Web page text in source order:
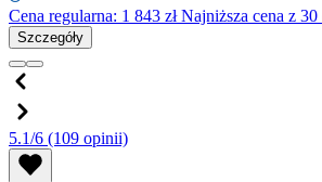
Cena regularna: 1 843 złNajniższa cena z 30
Szczegóły
5.1/6 (109 opinii)